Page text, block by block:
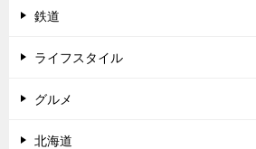
鉄道
ライフスタイル
グルメ
北海道